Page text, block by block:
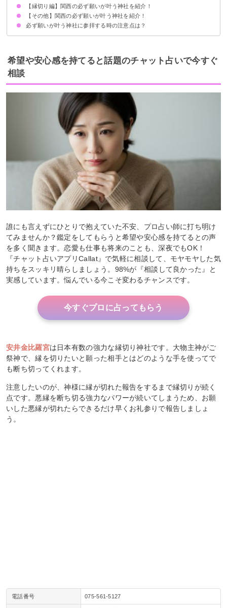
①金峯神社：奈良県
②御金神社：京都府
③西宮神社：兵庫県
【縁切り編】関西の必ず願いが叶う神社を紹介！
①安井金比羅宮：京都府
②生國魂神社：大阪府
③石切劔箭神社：大阪府
【その他】関西の必ず願いが叶う神社を紹介！
①葛城一言主神社：奈良県
②堀越神社：大阪府
③車折神社：京都府
必ず願いが叶う神社に参拝する時の注意点は？
お参りしてはいけない日は避ける
正しい参拝方法を守る
夜には参拝しないようにする
願いが叶ったから必ずお礼参りをする
希望や安心感を持てると話題のチャット占いで今すぐ
相談
誰にも言えずにひとりで抱えていた不安、プロ占い師に打ち明け
てみませんか？鑑定をしてもらうと希望や安心感を持てるとの声
を多く聞きます。恋愛も仕事も将来のことも、深夜でもOK！
『チャット占いアプリCallat』で気軽に相談して、モヤモヤした気
持ちをスッキリ晴らしましょう。98%が『相談して良かった』と
実感しています。悩んでいる今こそ変わるチャンスです。
今すぐプロに占ってもらう
安井金比羅宮は日本有数の強力な縁切り神社です。大物主神がご
祭神で、縁を切りたいと願った相手とはどのような手を使ってで
も断ち切ってくれます。
注意したいのが、神様に縁が切れた報告をするまで縁切りが続く
点です。悪縁を断ち切る強力なパワーが続いてしまうため、お願
いした悪縁が切れたらできるだけ早くお礼参りで報告しましょ
う。
電話番号 075-561-5127